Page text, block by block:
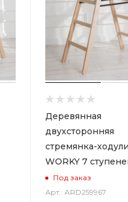
Деревянная
двухсторонняя
стремянка-ходули
WORKY 7
Под заказ
Арт.: ARD259967